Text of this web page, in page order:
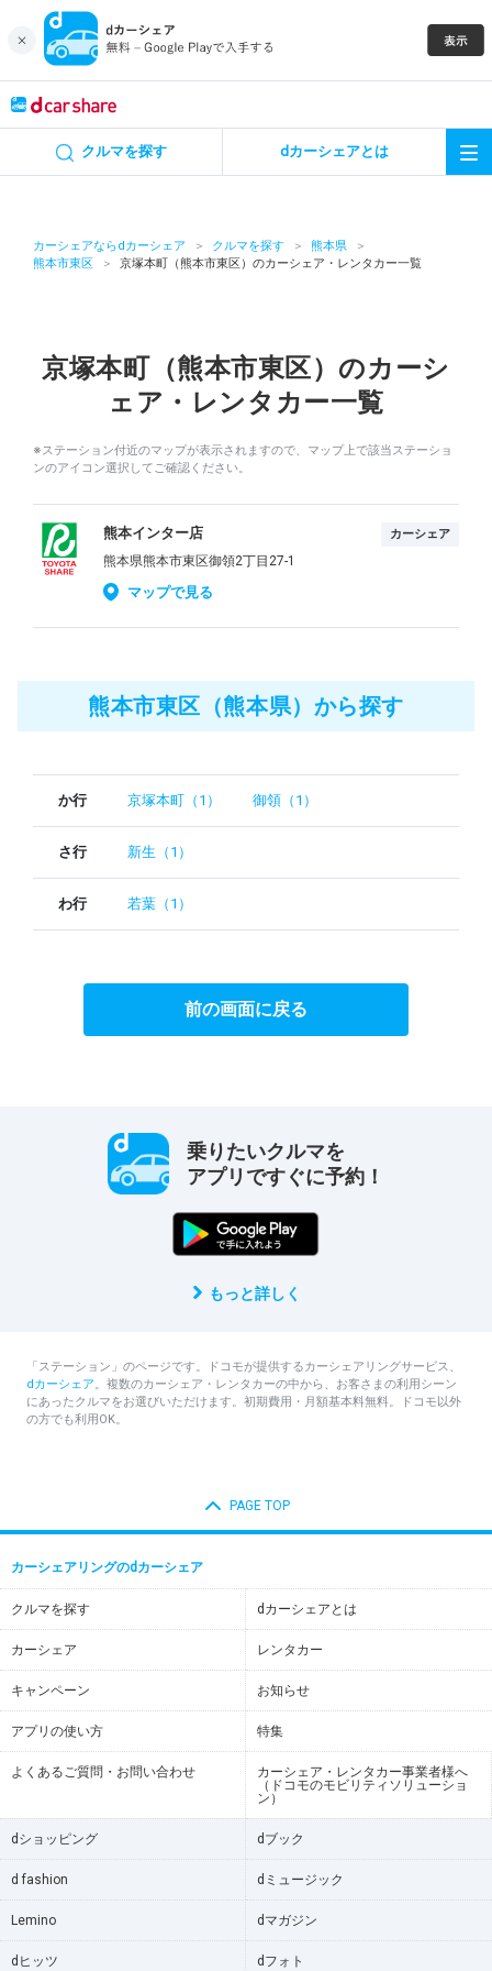
クルマを探す dカーシェアとは
カーシェアならdカーシェア クルマを探す
熊本県
熊本市東区
京塚本町（熊本市東区）のカーシェア・レンタカー一覧
京塚本町（熊本市東区）のカーシ
ェア・レンタカー一覧
※ステーション付近のマップが表示されますので、マップ上で該当ステーショ
ンのアイコン選択してご確認ください。
熊本インター店 カーシェア
熊本県熊本市東区御領2丁目27-1
マップで見る
熊本市東区（熊本県）から探す
か行 京塚本町（1） 御領（1）
さ行 新生（1）
わ行 若葉（1）
前の画面に戻る
乗りたいクルマを
アプリですぐに予約！
もっと詳しく
「ステーション」のページです。ドコモが提供するカーシェアリングサービス、
dカーシェア。複数のカーシェア・レンタカーの中から、お客さまの利用シーン
にあったクルマをお選びいただけます。初期費用・月額基本料無料。ドコモ以外
の方でも利用OK。
PAGE TOP
カーシェアリングのdカーシェア
クルマを探す dカーシェアとは
カーシェア レンタカー
キャンペーン お知らせ
アプリの使い方 特集
よくあるご質問・お問い合わせ
カーシェア・レンタカー事業者様へ
（ドコモのモビリティソリューショ
ン）
dショッピング dブック
d fashion dミュージック
Lemino dマガジン
dヒッツ dフォト
カーシェア
特集
アプリの使い方